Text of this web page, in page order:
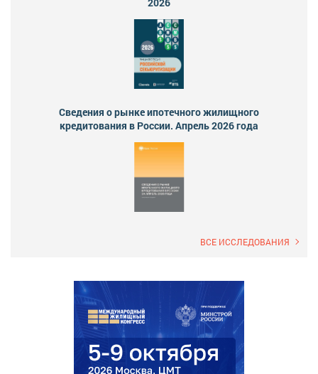
2026
Сведения о рынке ипотечного жилищного
кредитования в России. Апрель 2026 года
ВСЕ ИССЛЕДОВАНИЯ